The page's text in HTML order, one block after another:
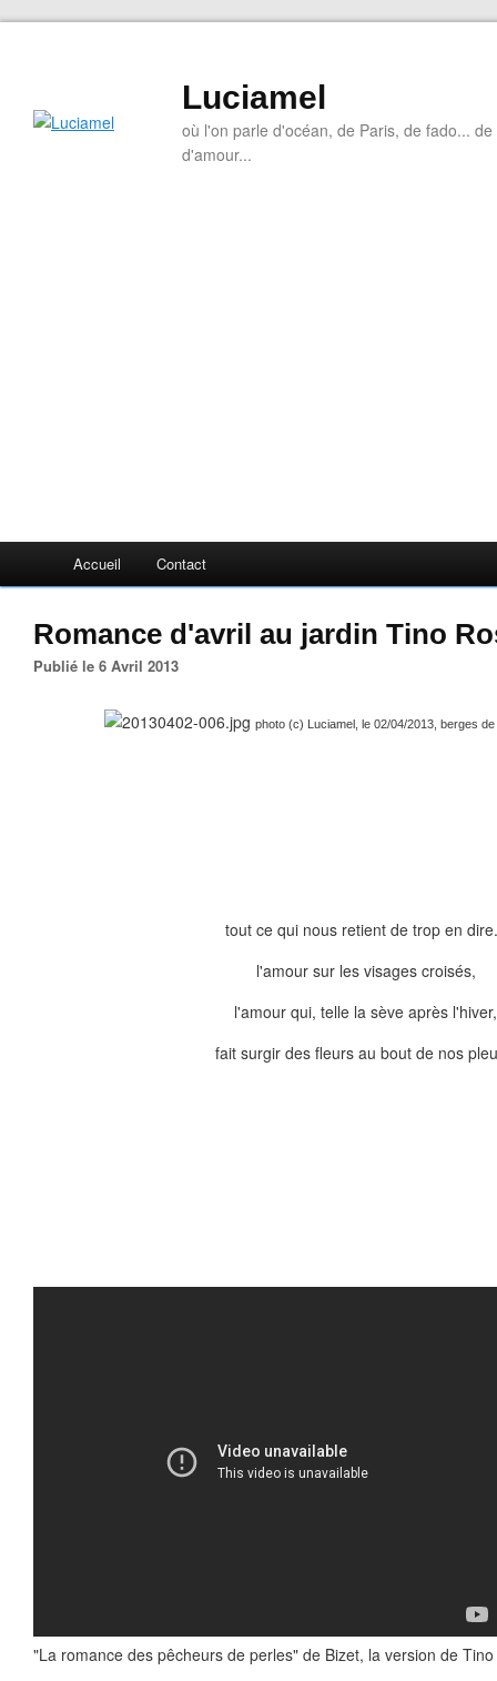
Luciamel
où l'on parle d'océan, de Paris, de fado...
d'amour...
Accueil Contact
Romance d'avril au jardin Tino
Publié le 6 Avril 2013
photo (c) Luciamel, le 02/04/2013, berges
tout ce qui nous retient de trop en
l'amour sur les visages croisés,
l'amour qui, telle la sève après l'hiver,
fait surgir des fleurs au bout de nos
"La romance des pêcheurs de perles" de Bizet, la version de